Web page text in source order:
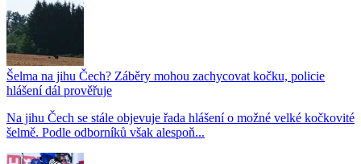
Šelma na jihu Čech? Záběry mohou zachycovat kočku, policie
hlášení dál prověřuje
Na jihu Čech se stále objevuje řada hlášení o možné velké kočkovité
šelmě. Podle odborníků však alespoň...